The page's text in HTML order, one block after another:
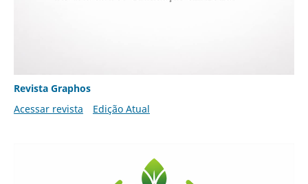
Revista Graphos
Acessar revista
Edição Atual